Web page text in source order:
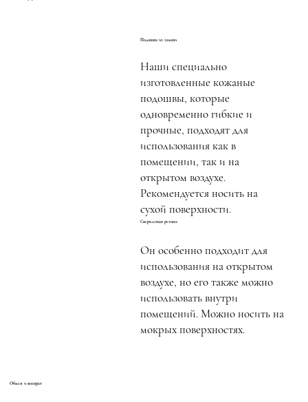
Подошва из замши
Сверхлегкая резина
Обмен и возврат
Он особенно подходит для
использования на открытом
воздухе, но его также можно
использовать внутри
помещений. Можно носить на
мокрых поверхностях.
Наши специально
изготовленные кожаные
подошвы, которые
одновременно гибкие и
прочные, подходят для
использования как в
помещении, так и на
открытом воздухе.
Рекомендуется носить на
сухой поверхности.